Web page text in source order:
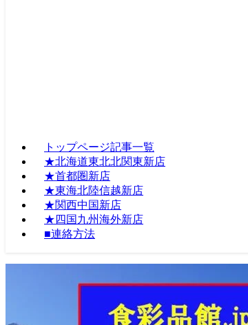
トップページ記事一覧
★北海道東北北関東新店
★首都圏新店
★東海北陸信越新店
★関西中国新店
★四国九州海外新店
■連絡方法